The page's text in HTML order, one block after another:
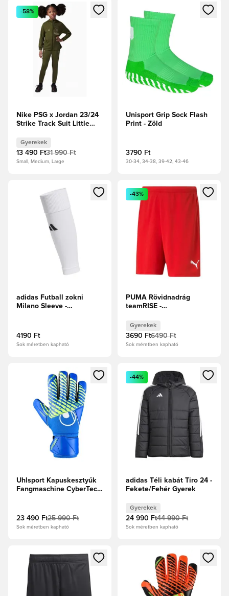
Megnyit egy modált a bejelentkezéshez vagy a tagként
-58%
Nike PSG x Jordan 23/24
Strike Track Suit Little
Gyerekek
13 490 Ft31 990 Ft
Small, Medium, Large
Megnyit egy modált a
Unisport Grip Sock Flash
Print - Zöld
3790 Ft
30-34, 34-38, 39-42, 43-46
Megnyit egy modált a bejelentkezéshez vagy a tagként
adidas Futball zokni
Milano Sleeve -
4190 Ft
Sok méretben kapható
Megnyit egy modált a
-43%
PUMA Rövidnadrág
teamRISE -
Gyerekek
3690 Ft6490 Ft
Sok méretben kapható
Megnyit egy modált a bejelentkezéshez vagy a tagként
Uhlsport Kapuskesztyűk
Fangmaschine CyberTec
23 490 Ft25 990 Ft
Sok méretben kapható
Megnyit egy modált a
-44%
adidas Téli kabát Tiro 24 -
Fekete/Fehér Gyerek
Gyerekek
24 990 Ft44 990 Ft
Sok méretben kapható
Megnyit egy modált a bejelentkezéshez vagy a tagként
Megnyit egy modált a